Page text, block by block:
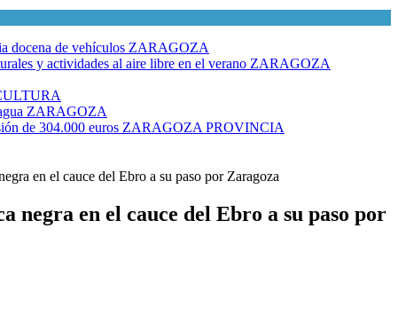
docena de vehículos ZARAGOZA
y actividades al aire libre en el verano ZARAGOZA
ZARAGOZA
de 304.000 euros ZARAGOZA PROVINCIA
en el cauce del Ebro a su paso por Zaragoza
en el cauce del Ebro a su paso por